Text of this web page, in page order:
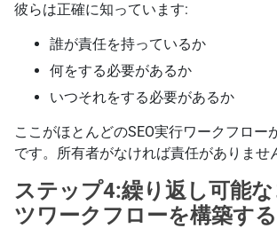
彼らは正確に知っています:
誰が責任を持っているか
何をする必要があるか
いつそれをする必要があるか
ここがほとんどのSEO実行ワークフロー
です。所有者がなければ責任がありませ
ステップ4:繰り返し可能
ツワークフローを構築する